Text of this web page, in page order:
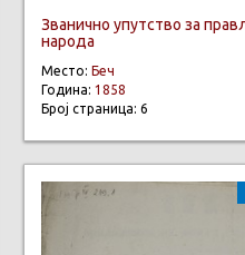
Званично упутство за
народа
Место: Беч
Година: 1858
Број страница: 6